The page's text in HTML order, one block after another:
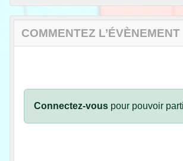
COMMENTEZ L’ÉVÈNEMENT
Connectez-vous pour pouvoir